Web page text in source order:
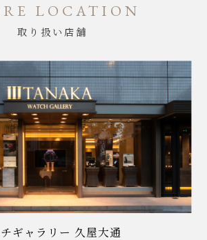
LOCATION
取り扱い店舗
ギャラリー 久屋大通